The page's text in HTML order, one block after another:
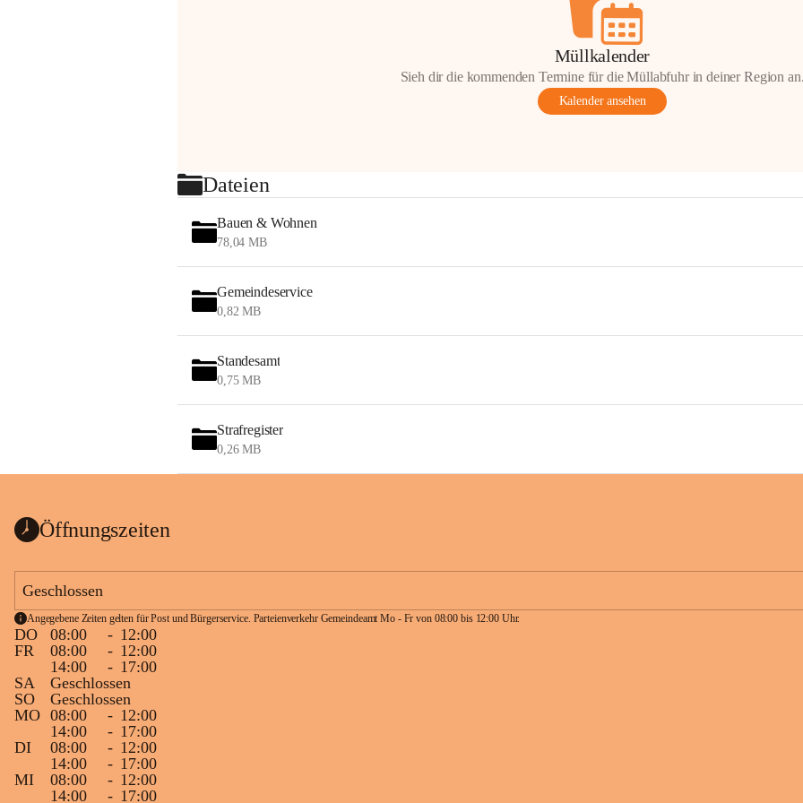
Müllkalender
Sieh dir die kommenden Termine für die Müllabfuhr in deiner Region
Kalender ansehen
Dateien
Bauen & Wohnen
78,04 MB
Gemeindeservice
0,82 MB
Standesamt
0,75 MB
Strafregister
0,26 MB
Öffnungszeiten
Geschlossen
Angegebene Zeiten gelten für Post und Bürgerservice. Parteienverkehr Gemeindeamt Mo - Fr von 08:00 bis 12:00 Uhr.
DO 08:00 - 12:00
FR
08:00 - 12:00
14:00
- 17:00
SA
Geschlossen
SO
Geschlossen
MO 08:00 - 12:00
14:00
- 17:00
DI
08:00 - 12:00
14:00
- 17:00
MI
08:00 - 12:00
14:00
- 17:00